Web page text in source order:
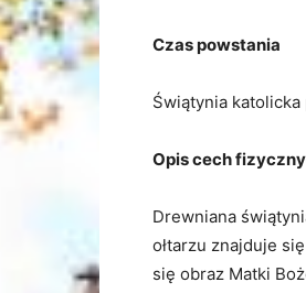
Czas powstania
Świątynia
Opis cech
Drewniana
ołtarzu znajduje
się obraz Matki